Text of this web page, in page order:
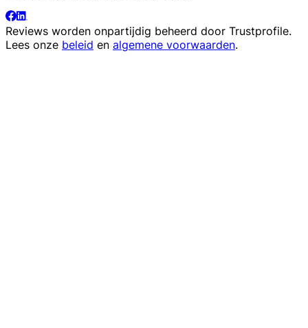
Reviews worden onpartijdig beheerd door Trustprofile.
Lees onze beleid en algemene voorwaarden.